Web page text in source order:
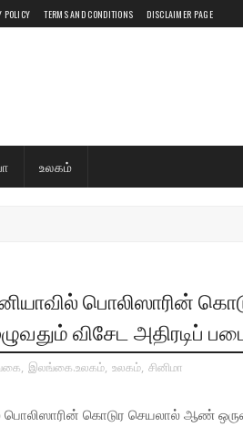
POLICY TERMS AND CONDITIONS DISCLAIMER PAGE
உலகம்
பொலிஸாரின்
விசேட அதிரடிப்
, இலங்கை.உலகம், உலகம், சினிமா
கொடுர செயலால் ஆண்